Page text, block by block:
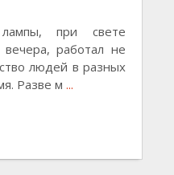
при свете
работал не
людей в разных
Разве м ...